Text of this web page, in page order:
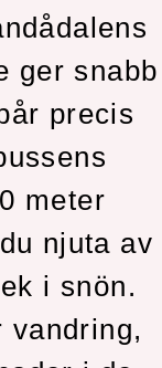
ger snabb
precis
meter
njuta av
i snön.
vandring,